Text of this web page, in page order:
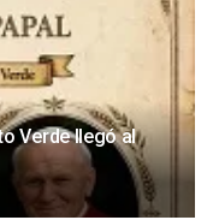
Verde llegó al